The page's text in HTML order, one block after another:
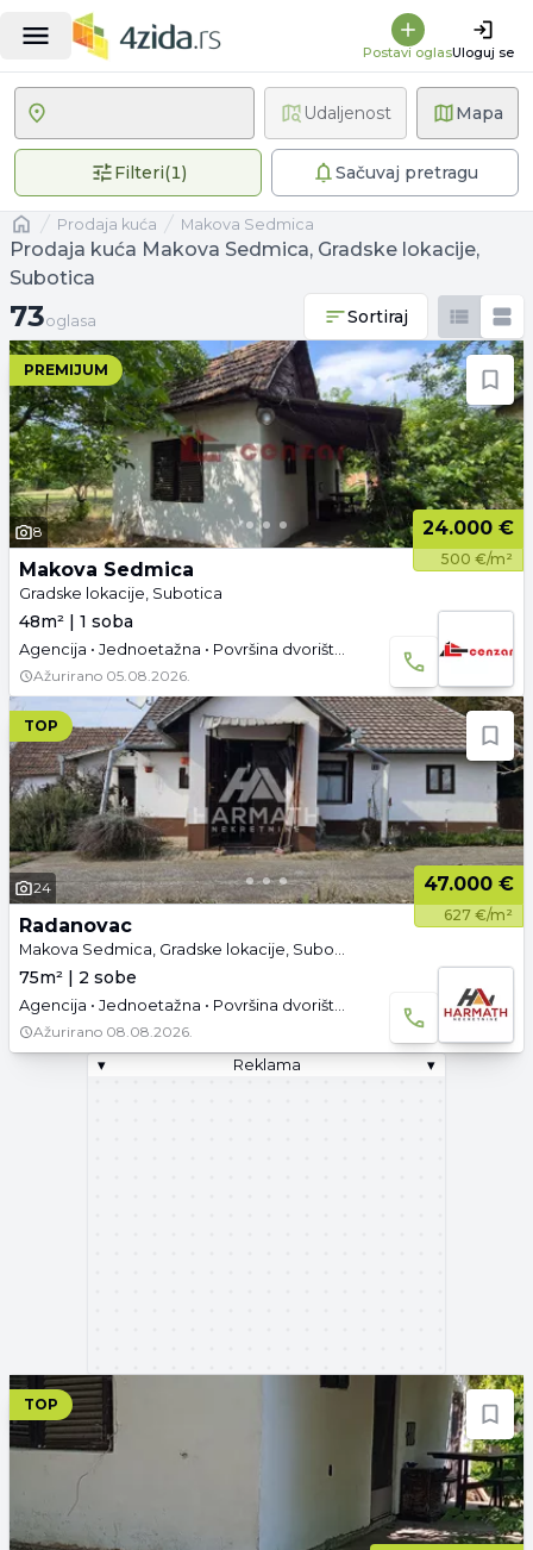
Postavi oglasUloguj se
Mapa
Filteri(1)1 primenjen filterSačuvaj pretragu
Udaljenost
Naslovnaprodaja kuća Makova Sedmica
Prodaja kuća Makova Sedmica, Gradske lokacije,
Subotica
73 oglasa
73oglasa Sortiraj
PREMIJUM
8 24.000 €
500 €/m²
Makova Sedmica
Gradske lokacije, Subotica
48m² | 1 soba
Agencija • Jednoetažna • Površina dvorišta: 6.45 a •
Ažurirano 05.08.2026.
TOP
24 47.000 €
627 €/m²
Radanovac
Makova Sedmica, Gradske lokacije, Subotica
75m² | 2 sobe
Agencija • Jednoetažna • Površina dvorišta: 3600 a • Prazno • Video
Ažurirano 08.08.2026.
▾
Reklama ▾
TOP